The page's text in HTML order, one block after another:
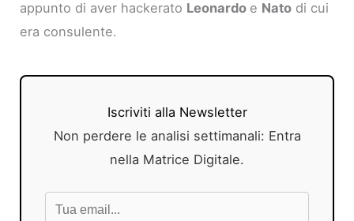
appunto di aver hackerato Leonardo e Nato di cui
era consulente.
Iscriviti alla Newsletter
Non perdere le analisi settimanali: Entra
nella Matrice Digitale.